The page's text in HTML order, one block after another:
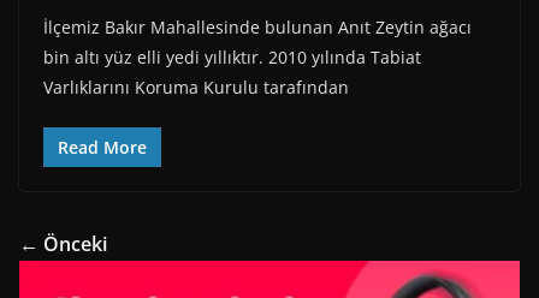
İlçemiz Bakır Mahallesinde bulunan Anıt Zeytin ağacı
bin altı yüz elli yedi yıllıktır. 2010 yılında Tabiat
Varlıklarını Koruma Kurulu tarafından
Read More
← Önceki